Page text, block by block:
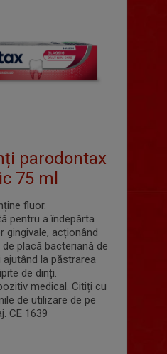
parodontax
75 ml
fluor.
pentru a îndepărta
gingivale, acționând
placă bacteriană de
ajutând la păstrarea
de dinți.
medical. Citiți cu
de utilizare de pe
CE 1639